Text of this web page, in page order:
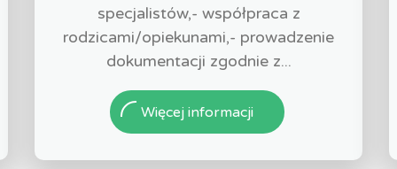
specjalistów,- współpraca z
rodzicami/opiekunami,- prowadzenie
dokumentacji zgodnie z...
Więcej informacji